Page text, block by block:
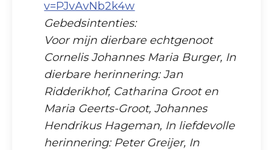
v=PJvAvNb2k4w
Gebedsintenties:
Voor mijn dierbare echtgenoot
Cornelis Johannes Maria Burger, In
dierbare herinnering: Jan
Ridderikhof, Catharina Groot en
Maria Geerts-Groot, Johannes
Hendrikus Hageman, In liefdevolle
herinnering: Peter Greijer, In